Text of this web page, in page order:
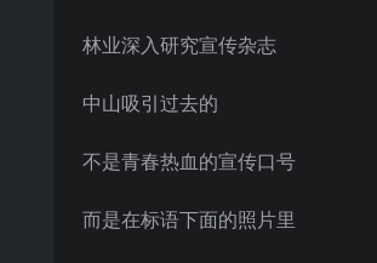
林业深入研究宣传杂志
中山吸引过去的
不是青春热血的宣传口号
而是在标语下面的照片里